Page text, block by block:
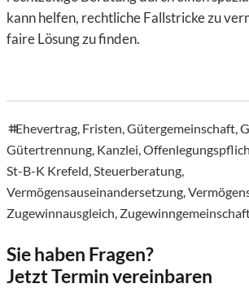
kann helfen, rechtliche Fallstricke zu
faire Lösung zu finden.
tags
Ehevertrag, Fristen,Gütergemeinschaft,
Gütertrennung, Kanzlei,
St-B-K Krefeld,Steuerberatung,
Vermögensauseinandersetzung,
Zugewinnausgleich,
Sie haben Fragen?
Jetzt Termin vereinbaren